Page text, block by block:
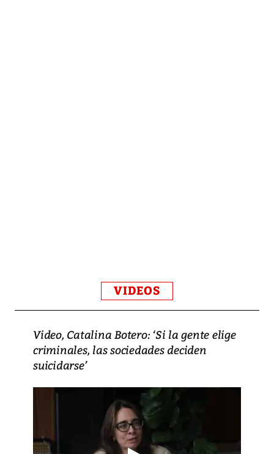
VIDEOS
Video, Catalina Botero: ‘Si la gente elige
criminales, las sociedades deciden
suicidarse’